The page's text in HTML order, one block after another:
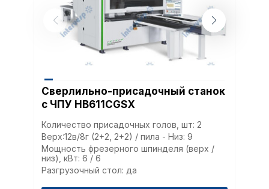
Сверлильно-присадочный станок
с ЧПУ HB611CGSX
Количество присадочных голов, шт: 2
Верх:12в/8г (2+2, 2+2) / пила - Низ: 9
Мощность фрезерного шпинделя (верх /
низ), кВт: 6 / 6
Разгрузочный стол: да